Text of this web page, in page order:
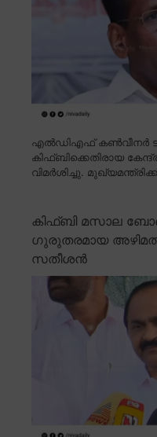
എൽഡിഎഫ് കൺവീനർ
കിഫ്ബിക്കെതിരായ
വിമർശിച്ചു.
കിഫ്ബി മസാല
ഗുരുതരമായ
സതീശൻ